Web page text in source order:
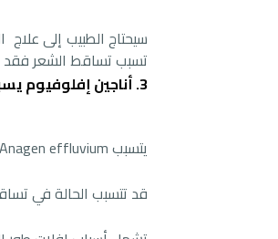
سيحتاج الطبيب إلى علاج
تسبب تساقط الشعر فقد
3. أناجين إفلوفيوم يسبب تساقط الشعر بغزارة
يتسبب Anagen effluvium في تساقط كميات كثيرة من الشعر بسرعة خلال مرحلة النمو من دورة الشعر.
قد تتسبب الحالة في